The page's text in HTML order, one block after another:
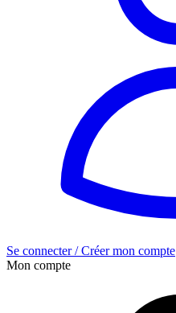
Se connecter / Créer mon compte
Mon compte